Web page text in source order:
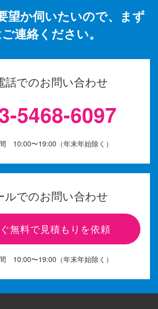
望か伺いたいので、まず
連絡ください。
話でのお問い合わせ
5468-6097
10:00〜19:00（年末年始除く）
ルでのお問い合わせ
無料で見積もりを依頼
10:00〜19:00（年末年始除く）